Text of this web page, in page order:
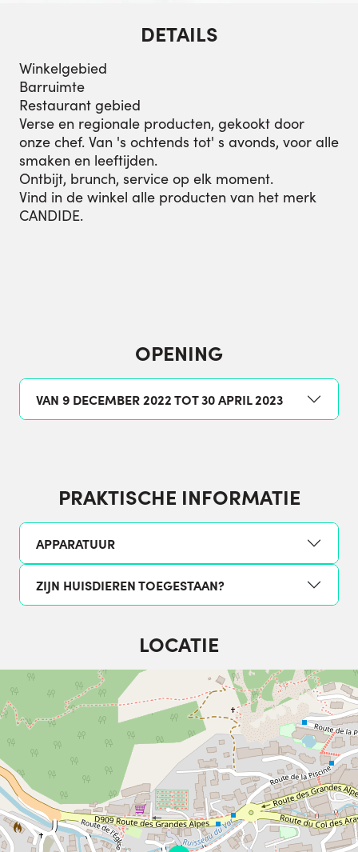
DETAILS
Winkelgebied
Barruimte
Restaurant gebied
Verse en regionale producten, gekookt door
onze chef. Van 's ochtends tot' s avonds, voor alle
smaken en leeftijden.
Ontbijt, brunch, service op elk moment.
Vind in de winkel alle producten van het merk
CANDIDE.
OPENING
VAN 9 DECEMBER 2022 TOT 30 APRIL 2023
PRAKTISCHE INFORMATIE
APPARATUUR
ZIJN HUISDIEREN TOEGESTAAN?
LOCATIE